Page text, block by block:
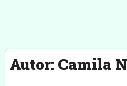
Autor: Camila